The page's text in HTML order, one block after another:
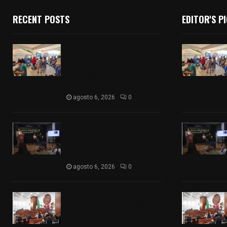
RECENT POSTS
agosto 6, 2026 0
agosto 6, 2026 0
EDITOR'S